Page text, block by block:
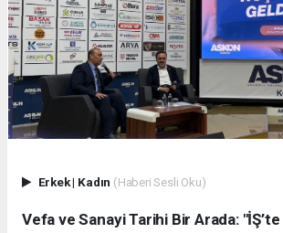
Erkek| Kadın (Haberi Sesli Oku)
Vefa ve Sanayi Tarihi Bir Arada: "İŞ’te